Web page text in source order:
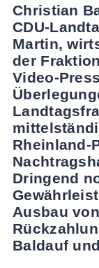
Christian
CDU-
Martin,
der
Video-
Rheinland-
Dringend
Ausbau
Baldauf